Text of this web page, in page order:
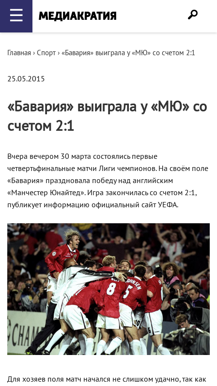
☰
Главная › Спорт › «Бавария» выиграла у «МЮ» со счетом 2:1
25.05.2015
«Бавария» выиграла у «МЮ» со
счетом 2:1
Вчера вечером 30 марта состоялись первые
четвертьфинальные матчи Лиги чемпионов. На своём поле
«Бавария» праздновала победу над английским
«Манчестер Юнайтед». Игра закончилась со счетом 2:1,
публикует информацию официальный сайт УЕФА.
Для хозяев поля матч начался не слишком удачно, так как